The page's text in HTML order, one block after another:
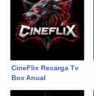
CineFlix Recarga Tv
Box Anual